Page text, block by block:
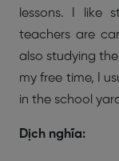
lessons. I like
teachers are
also studying
my free time, I
in the school
Dịch nghĩa: